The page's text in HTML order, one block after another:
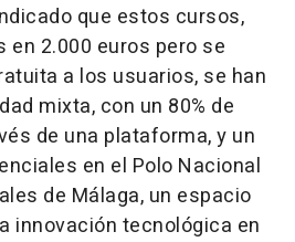
que estos cursos,
en 2.000 euros pero se
a los usuarios, se han
mixta, con un 80% de
de una plataforma, y un
en el Polo Nacional
de Málaga, un espacio
innovación tecnológica en